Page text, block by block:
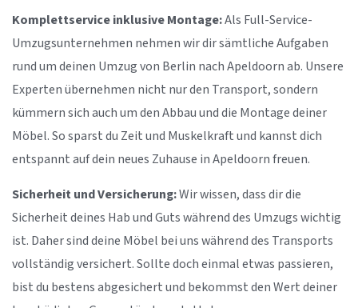
Komplettservice inklusive Montage:Als Full-Service-
Umzugsunternehmen nehmen wir dir sämtliche Aufgaben
rund um deinen Umzug von Berlin nach Apeldoorn ab. Unsere
Experten übernehmen nicht nur den Transport, sondern
kümmern sich auch um den Abbau und die Montage deiner
Möbel. So sparst du Zeit und Muskelkraft und kannst dich
entspannt auf dein neues Zuhause in Apeldoorn freuen.
Sicherheit und Versicherung:Wir wissen, dass dir die
Sicherheit deines Hab und Guts während des Umzugs wichtig
ist. Daher sind deine Möbel bei uns während des Transports
vollständig versichert. Sollte doch einmal etwas passieren,
bist du bestens abgesichert und bekommst den Wert deiner